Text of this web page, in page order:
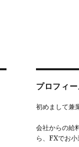
プロフィ
初めまして兼
会社からの給
ら、FXでお小